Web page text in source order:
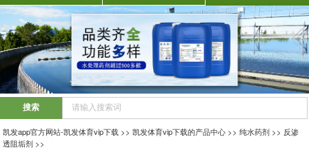
凯发app官方网站-凯发体育vip下载 >>凯发体育vip下载的产品中心 >>纯水药剂 >> 反渗
透阻垢剂 >>